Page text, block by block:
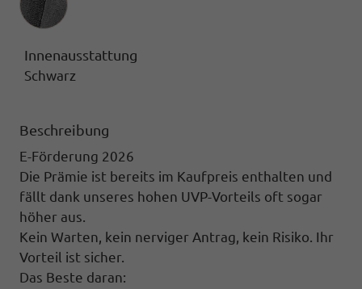
Innenausstattung
Schwarz
Beschreibung
E-Förderung 2026
Die Prämie ist bereits im Kaufpreis enthalten und
fällt dank unseres hohen UVP-Vorteils oft sogar
höher aus.
Kein Warten, kein nerviger Antrag, kein Risiko. Ihr
Vorteil ist sicher.
Das Beste daran: